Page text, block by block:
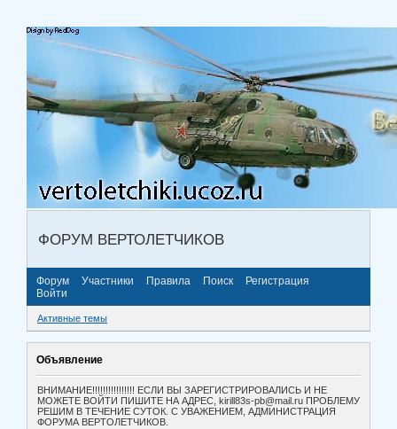
ФОРУМ ВЕРТОЛЕТЧИКОВ
Форум Участники Правила Поиск
Регистрация
Войти
Активные темы
Объявление
ВНИМАНИЕ!!!!!!!!!!!!!!!! ЕСЛИ ВЫ ЗАРЕГИСТРИРОВАЛИСЬ И НЕ
МОЖЕТЕ ВОЙТИ ПИШИТЕ НА АДРЕС, kirill83s-pb@mail.ru ПРОБЛЕМУ
РЕШИМ В ТЕЧЕНИЕ СУТОК. С УВАЖЕНИЕМ, АДМИНИСТРАЦИЯ
ФОРУМА ВЕРТОЛЕТЧИКОВ.